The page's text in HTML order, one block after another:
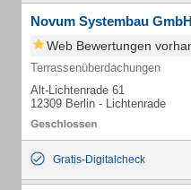
Novum Systembau GmbH
Web Bewertungen
Terrassenüberdachungen
Alt-Lichtenrade 61
12309 Berlin - Lichtenrade
Gratis-Digitalcheck